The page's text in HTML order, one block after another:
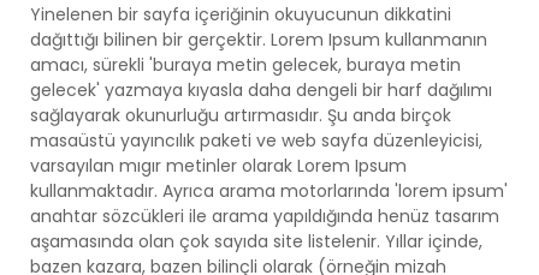
Yinelenen bir sayfa içeriğinin okuyucunun dikkatini
dağıttığı bilinen bir gerçektir. Lorem Ipsum kullanmanın
amacı, sürekli 'buraya metin gelecek, buraya metin
gelecek' yazmaya kıyasla daha dengeli bir harf dağılımı
sağlayarak okunurluğu artırmasıdır. Şu anda birçok
masaüstü yayıncılık paketi ve web sayfa düzenleyicisi,
varsayılan mıgır metinler olarak Lorem Ipsum
kullanmaktadır. Ayrıca arama motorlarında 'lorem ipsum'
anahtar sözcükleri ile arama yapıldığında henüz tasarım
aşamasında olan çok sayıda site listelenir. Yıllar içinde,
bazen kazara, bazen bilinçli olarak (örneğin mizah